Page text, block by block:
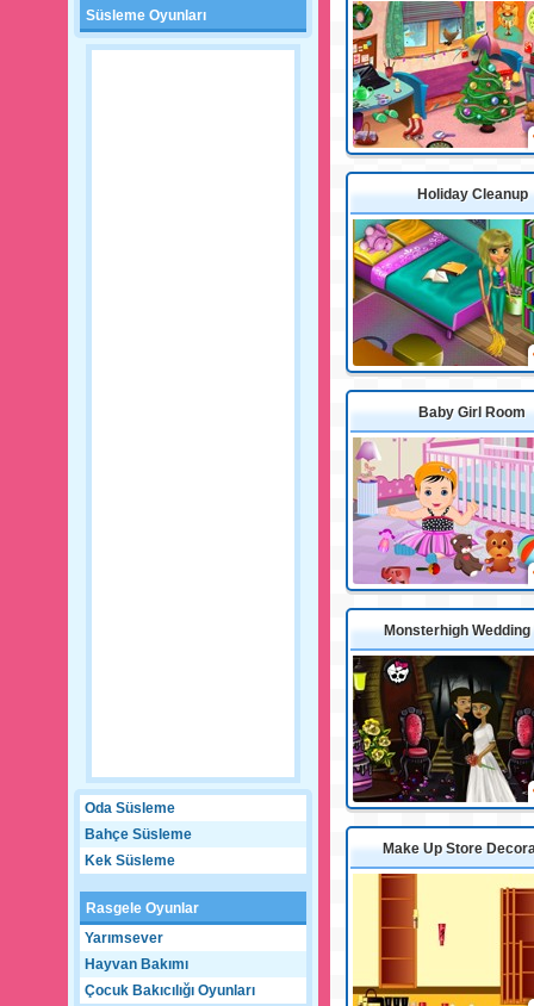
Süsleme Oyunları
Oda Süsleme
Bahçe Süsleme
Kek Süsleme
Rasgele Oyunlar
Yarımsever
Hayvan Bakımı
Çocuk Bakıcılığı Oyunları
Holiday Cleanup
Baby Girl Room
Monsterhigh Wedding
Make Up Store